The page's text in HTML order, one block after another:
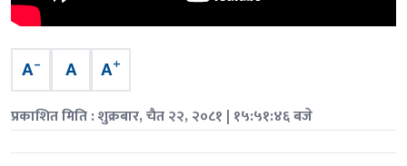
A– A A+
प्रकाशित मिति : शुक्रबार, चैत २२, २०८१ | १५:५१:४६ बजे